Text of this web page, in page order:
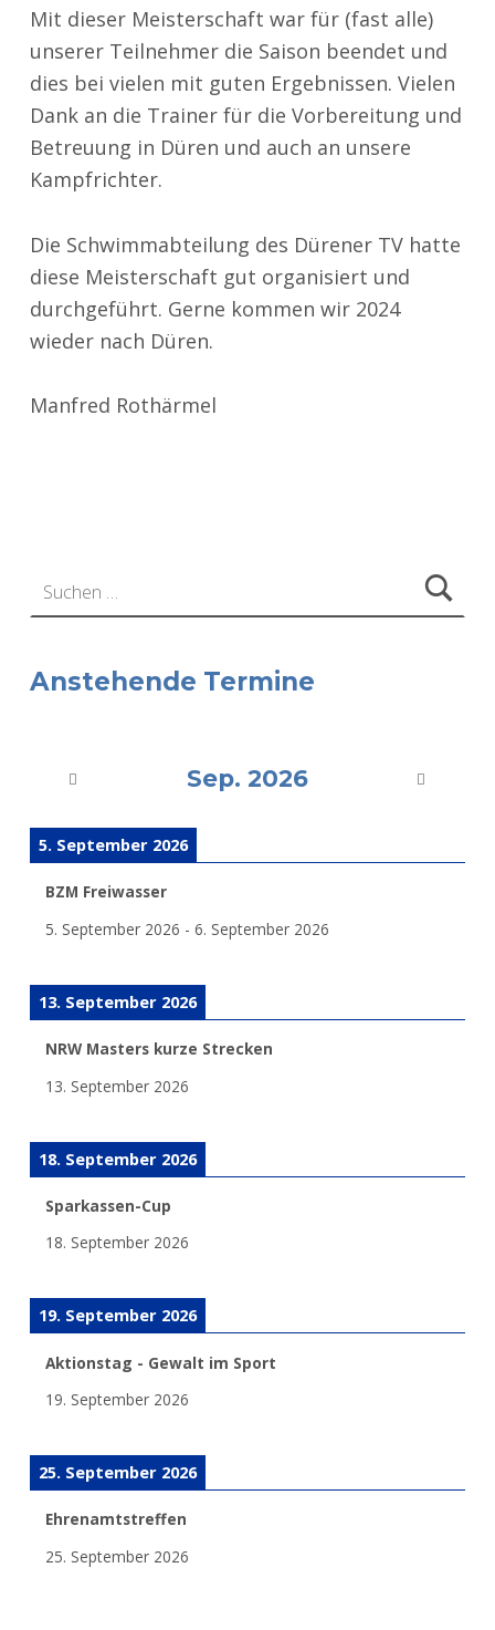
Mit dieser Meisterschaft war für (fast alle)
unserer Teilnehmer die Saison beendet und
dies bei vielen mit guten Ergebnissen. Vielen
Dank an die Trainer für die Vorbereitung und
Betreuung in Düren und auch an unsere
Kampfrichter.
Die Schwimmabteilung des Dürener TV hatte
diese Meisterschaft gut organisiert und
durchgeführt. Gerne kommen wir 2024
wieder nach Düren.
Manfred Rothärmel
Anstehende Termine
Sep. 2026
5. September 2026
BZM Freiwasser
5. September 2026 - 6. September 2026
13. September 2026
NRW Masters kurze Strecken
13. September 2026
18. September 2026
Sparkassen-Cup
18. September 2026
19. September 2026
Aktionstag - Gewalt im Sport
19. September 2026
25. September 2026
Ehrenamtstreffen
25. September 2026